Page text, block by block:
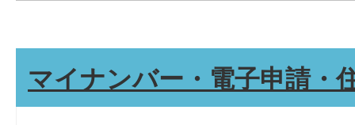
マイナンバー・電子申請・